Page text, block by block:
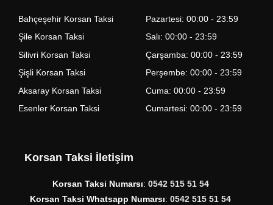
Bahçeşehir Korsan Taksi
Şile Korsan Taksi
Silivri Korsan Taksi
Şişli Korsan Taksi
Aksaray Korsan Taksi
Esenler Korsan Taksi
Pazartesi: 00:00 - 23:59
Salı: 00:00 - 23:59
Çarşamba: 00:00 - 23:59
Perşembe: 00:00 - 23:59
Cuma: 00:00 - 23:59
Cumartesi: 00:00 - 23:59
Korsan Taksi İletişim
Korsan Taksi Numarsı: 0542 515 51 54
Korsan Taksi Whatsapp Numarsı: 0542 515 51 54